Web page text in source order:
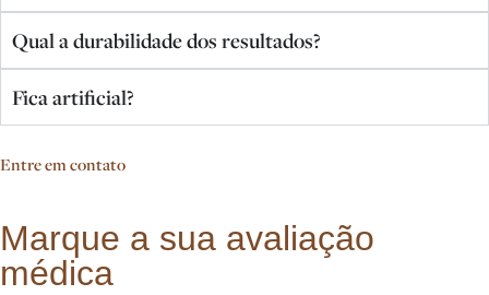
Qual a durabilidade dos resultados?
Fica artificial?
Entre em contato
Marque a sua avaliação
médica